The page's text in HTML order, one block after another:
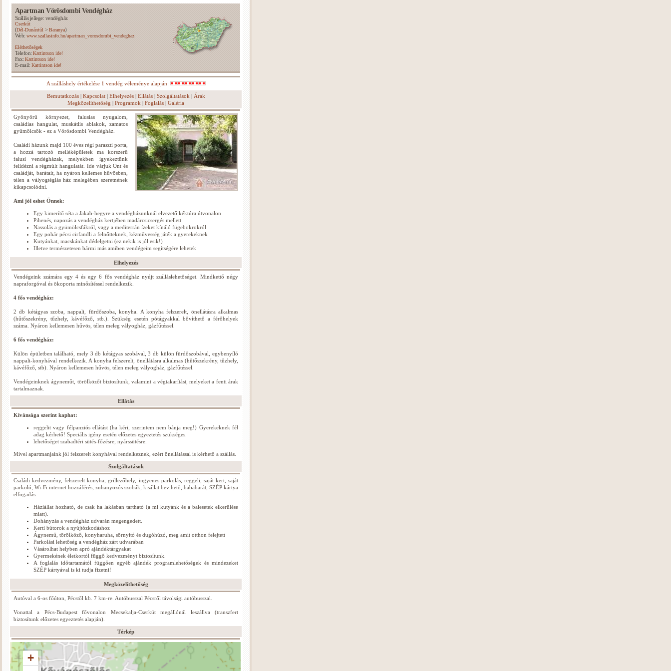
Apartman Vörösdombi Vendégház
Szállás jellege: vendégház
Cserkút
(Dél-Dunántúl >Baranya)
Web:www.szallasinfo.hu/apartman_vorosdombi_vendeghaz
Elérhetőségek
Telefon:Kattintson ide!
Fax:Kattintson ide!
E-mail: Kattintson ide!
A szálláshely értékelése 1 vendég véleménye alapján:
Bemutatkozás| Kapcsolat| Elhelyezés| Ellátás| Szolgáltatások | Árak
Megközelíthetőség | Programok | Foglalás | Galéria
Gyönyörű környezet, falusias nyugalom,
családias hangulat, muskátlis ablakok, zamatos
gyümölcsök - ez a Vörösdombi Vendégház.
Családi házunk majd 100 éves régi paraszti porta,
a hozzá tartozó melléképületek ma korszerű
falusi vendégházak, melyekben igyekeztünk
felidézni a régmúlt hangulatát. Ide várjuk Önt és
családját, barátait, ha nyáron kellemes hűvösben,
télen a vályogtéglás ház melegében szeretnének
kikapcsolódni.
Ami jól eshet Önnek:
Egy kimerítő séta a Jakab-hegyre a vendégházunknál elvezető kéktúra útvonalon
Pihenés, napozás a vendégház kertjében madárcsicsergés mellett
Nassolás a gyümölcsfákról, vagy a mediterrán ízeket kínáló fügebokrokról
Egy pohár pécsi cirfandli a felnőtteknek, kézművesség játék a gyerekeknek
Kutyánkat, macskánkat dédelgetni (ez nekik is jól esik!)
Illetve természetesen bármi más amiben vendégeim segítségére lehetek
Elhelyezés
Vendégeink számára egy 4 és egy 6 fős vendégház nyújt szálláslehetőséget. Mindkettő négy
napraforgóval és ökoporta minősítéssel rendelkezik.
4 fős vendégház:
2 db kétágyas szoba, nappali, fürdőszoba, konyha. A konyha felszerelt, önellátásra alkalmas
(hűtőszekrény, tűzhely, kávéfőző, stb.). Szükség esetén pótágyakkal bővíthető a férőhelyek
száma. Nyáron kellemesen hűvös, télen meleg vályogház, gázfűtéssel.
6 fős vendégház:
Külön épületben található, mely 3 db kétágyas szobával, 3 db külön fürdőszobával, egybenyíló
nappali-konyhával rendelkezik. A konyha felszerelt, önellátásra alkalmas (hűtőszekrény, tűzhely,
kávéfőző, stb). Nyáron kellemesen hűvös, télen meleg vályogház, gázfűtéssel.
Vendégeinknek ágyneműt, törölközőt biztosítunk, valamint a végtakarítást, melyeket a fenti árak
tartalmaznak.
Ellátás
Kívánsága szerint kaphat:
reggelit vagy félpanziós ellátást (ha kéri, szerintem nem bánja meg!) Gyerekeknek fél
adag kérhető! Speciális igény esetén előzetes egyeztetés szükséges.
lehetőséget szabadtéri sütés-főzésre, nyárssütésre.
Mivel apartmanjaink jól felszerelt konyhával rendelkeznek, ezért önellátással is kérhető a szállás.
Szolgáltatások
Családi kedvezmény, felszerelt konyha, grillezőhely, ingyenes parkolás, reggeli, saját kert, saját
parkoló, Wi-Fi internet hozzáférés, zuhanyozós szobák, kisállat bevihető, bababarát, SZÉP kártya
elfogadás.
Háziállat hozható, de csak ha lakásban tartható (a mi kutyánk és a balesetek elkerülése
miatt).
Dohányzás a vendégház udvarán megengedett.
Kerti bútorok a nyújtózkodáshoz
Ágynemű, törölköző, konyharuha, sörnyitó és dugóhúzó, meg amit otthon felejtett
Parkolási lehetőség a vendégház zárt udvarában
Vásárolhat helyben apró ajándéktárgyakat
Gyermekének életkortól függő kedvezményt biztosítunk.
A foglalás időtartamától függően egyéb ajándék programlehetőségek és mindezeket
SZÉP kártyával is ki tudja fizetni!
Megközelíthetőség
Autóval a 6-os főúton, Pécstől kb. 7 km-re. Autóbusszal Pécsről távolsági autóbusszal.
Vonattal a Pécs-Budapest fővonalon Mecsekalja-Cserkút megállónál leszállva (transzfert
biztosítunk előzetes egyeztetés alapján).
Térkép
+